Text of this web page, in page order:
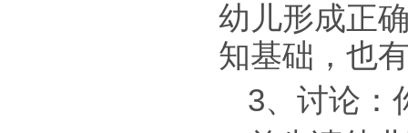
幼儿形成正
知基础，也
3、讨论：